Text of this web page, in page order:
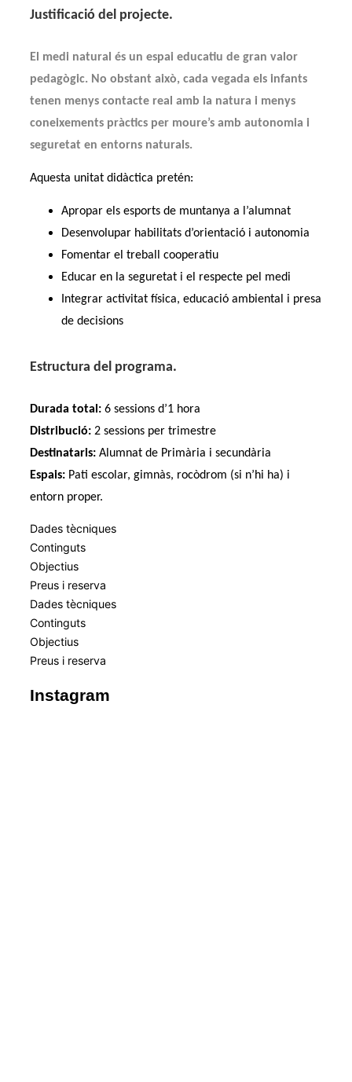
Justificació del projecte.
El medi natural és un espai educatiu de gran valor
pedagògic. No obstant això, cada vegada els infants
tenen menys contacte real amb la natura i menys
coneixements pràctics per moure’s amb autonomia i
seguretat en entorns naturals.
Aquesta unitat didàctica pretén:
Apropar els esports de muntanya a l’alumnat
Desenvolupar habilitats d’orientació i autonomia
Fomentar el treball cooperatiu
Educar en la seguretat i el respecte pel medi
Integrar activitat física, educació ambiental i presa
de decisions
Estructura del programa.
Durada total: 6 sessions d’1 hora
Distribució: 2 sessions per trimestre
Destinataris: Alumnat de Primària i secundària
Espais: Pati escolar, gimnàs, rocòdrom (si n’hi ha) i
entorn proper.
Dades tècniques
Continguts
Objectius
Preus i reserva
Dades tècniques
Continguts
Objectius
Preus i reserva
Instagram